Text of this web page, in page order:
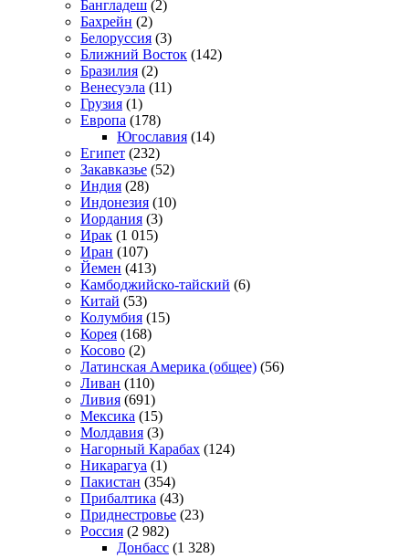
Бангладеш (2)
Бахрейн (2)
Белоруссия (3)
Ближний Восток (142)
Бразилия (2)
Венесуэла (11)
Грузия (1)
Европа (178)
Югославия (14)
Египет (232)
Закавказье (52)
Индия (28)
Индонезия (10)
Иордания (3)
Ирак (1 015)
Иран (107)
Йемен (413)
Камбоджийско-тайский (6)
Китай (53)
Колумбия (15)
Корея (168)
Косово (2)
Латинская Америка (общее) (56)
Ливан (110)
Ливия (691)
Мексика (15)
Молдавия (3)
Нагорный Карабах (124)
Никарагуа (1)
Пакистан (354)
Прибалтика (43)
Приднестровье (23)
Россия (2 982)
Донбасс (1 328)